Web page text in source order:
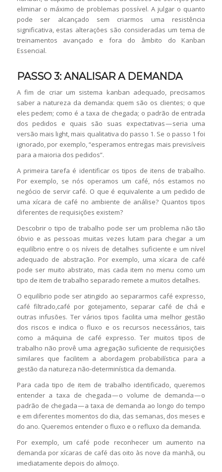
eliminar o máximo de problemas possível. A julgar o quanto
pode ser alcançado sem criarmos uma resistência
significativa, estas alterações são consideradas um tema de
treinamentos avançado e fora do âmbito do Kanban
Essencial.
PASSO 3: ANALISAR A DEMANDA
A fim de criar um sistema kanban adequado, precisamos
saber a natureza da demanda: quem são os clientes; o que
eles pedem; como é a taxa de chegada; o padrão de entrada
dos pedidos e quais são suas expectativas — seria uma
versão mais light, mais qualitativa do passo 1. Se o passo 1 foi
ignorado, por exemplo, “esperamos entregas mais previsíveis
para a maioria dos pedidos”.
A primeira tarefa é identificar os tipos de itens de trabalho.
Por exemplo, se nós operamos um café, nós estamos no
negócio de servir café. O que é equivalente a um pedido de
uma xícara de café no ambiente de análise? Quantos tipos
diferentes de requisições existem?
Descobrir o tipo de trabalho pode ser um problema não tão
óbvio e as pessoas muitas vezes lutam para chegar a um
equilíbrio entre o os níveis de detalhes suficiente e um nível
adequado de abstração. Por exemplo, uma xícara de café
pode ser muito abstrato, mas cada item no menu como um
tipo de item de trabalho separado remete a muitos detalhes.
O equilíbrio pode ser atingido ao separarmos café expresso,
café filtrado,café por gotejamento, separar café de chá e
outras infusões. Ter vários tipos facilita uma melhor gestão
dos riscos e indica o fluxo e os recursos necessários, tais
como a máquina de café expresso. Ter muitos tipos de
trabalho não provê uma agregação suficiente de requisições
similares que facilitem a abordagem probabilística para a
gestão da natureza não-determinística da demanda.
Para cada tipo de item de trabalho identificado, queremos
entender a taxa de chegada — o volume de demanda — o
padrão de chegada — a taxa de demanda ao longo do tempo
e em diferentes momentos do dia, das semanas, dos meses e
do ano. Queremos entender o fluxo e o refluxo da demanda.
Por exemplo, um café pode reconhecer um aumento na
demanda por xícaras de café das oito às nove da manhã, ou
imediatamente depois do almoço.